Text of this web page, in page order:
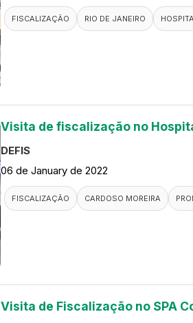
FISCALIZAÇÃO RIO DE JANEIRO
Visita de fiscalização no
DEFIS
06 de January de 2022
FISCALIZAÇÃO CARDOSO MOREIRA
Visita de Fiscalização no SPA